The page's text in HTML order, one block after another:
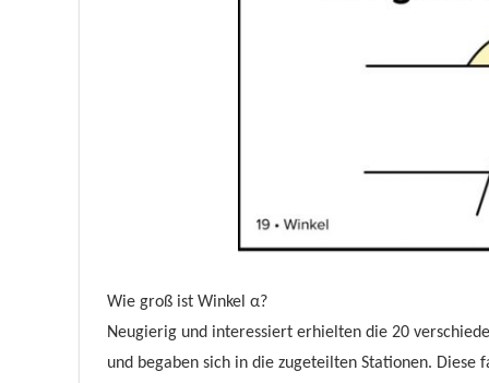
Wie groß ist Winkel α?
Neugierig und interessiert erhielten die 20
und begaben sich in die zugeteilten Stationen. Diese